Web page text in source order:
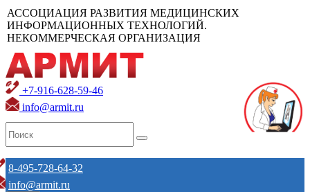
АССОЦИАЦИЯ РАЗВИТИЯ МЕДИЦИНСКИХ
ИНФОРМАЦИОННЫХ ТЕХНОЛОГИЙ.
НЕКОММЕРЧЕСКАЯ ОРГАНИЗАЦИЯ
+7-916-628-59-46
info@armit.ru
8-495-728-64-32
info@armit.ru